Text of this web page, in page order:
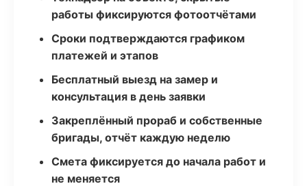
работы фиксируются фотоотчётами
Сроки подтверждаются графиком
платежей и этапов
Бесплатный выезд на замер и
консультация в день заявки
Закреплённый прораб и собственные
бригады, отчёт каждую неделю
Смета фиксируется до начала работ и
не меняется